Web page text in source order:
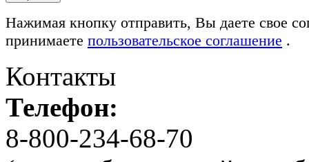
Нажимая кнопку отправить, Вы даете свое
принимаете пользовательское соглашение .
Контакты
Телефон:
8-800-234-68-70